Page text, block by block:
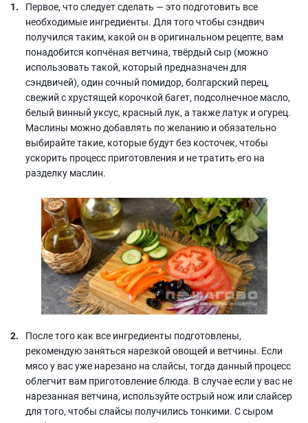
Первое, что следует сделать — это подготовить все
необходимые ингредиенты. Для того чтобы сэндвич
получился таким, какой он в оригинальном рецепте, вам
понадобится копчёная ветчина, твёрдый сыр (можно
использовать такой, который предназначен для
сэндвичей), один сочный помидор, болгарский перец,
свежий с хрустящей корочкой багет, подсолнечное масло,
белый винный уксус, красный лук, а также латук и огурец.
Маслины можно добавлять по желанию и обязательно
выбирайте такие, которые будут без косточек, чтобы
ускорить процесс приготовления и не тратить его на
разделку маслин.
После того как все ингредиенты подготовлены,
рекомендую заняться нарезкой овощей и ветчины. Если
мясо у вас уже нарезано на слайсы, тогда данный процесс
облегчит вам приготовление блюда. В случае если у вас не
нарезанная ветчина, используйте острый нож или слайсер
для того, чтобы слайсы получились тонкими. С сыром